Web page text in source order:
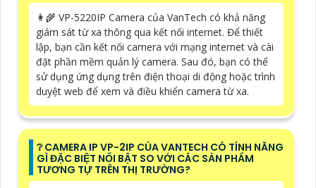
👩‍🌾 VP-5220IP Camera của VanTech có khả năng
giám sát từ xa thông qua kết nối internet. Để thiết
lập, bạn cần kết nối camera với mạng internet và cài
đặt phần mềm quản lý camera. Sau đó, bạn có thể
sử dụng ứng dụng trên điện thoại di động hoặc trình
duyệt web để xem và điều khiển camera từ xa.
❔ CAMERA IP VP-2IP CỦA VANTECH CÓ TÍNH NĂNG
GÌ ĐẶC BIỆT NỔI BẬT SO VỚI CÁC SẢN PHẨM
TƯƠNG TỰ TRÊN THỊ TRƯỜNG?